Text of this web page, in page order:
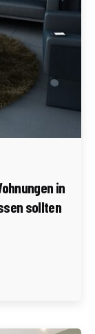
Stadt /
in
sollten